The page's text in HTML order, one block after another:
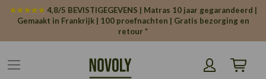
★★★★★ 4,8/5 BEVISTIGEGEVENS | Matras 10 jaar gegarandeerd |
Gemaakt in Frankrijk | 100 proefnachten | Gratis bezorging en
retour *
Cookies beheer paneel